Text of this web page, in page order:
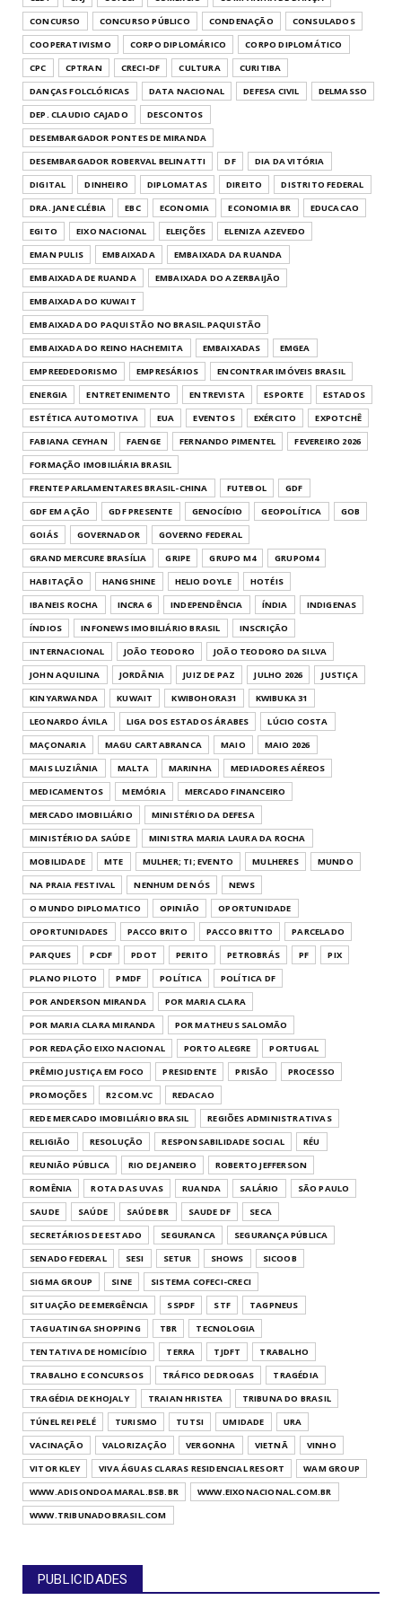
CONCURSO
CONCURSO PÚBLICO CONDENAÇÃO
CONSULADOS
COOPERATIVISMO
CORPO DIPLOMÁRICO
CORPO DIPLOMÁTICO
CPC
CPTRAN CRECI-DF CULTURA
CURITIBA
DANÇAS FOLCLÓRICAS
DATA NACIONAL DEFESA CIVIL
DELMASSO
DEP. CLAUDIO CAJADO
DESCONTOS
DESEMBARGADOR PONTES DE MIRANDA
DESEMBARGADOR ROBERVAL BELINATTI
DF
DIA DA VITÓRIA
DIGITAL
DINHEIRO DIPLOMATAS DIREITO
DISTRITO FEDERAL
DRA. JANE CLÉBIA
EBC ECONOMIA ECONOMIA BR
EDUCACAO
EGITO
EIXO NACIONAL ELEIÇÕES
ELENIZA AZEVEDO
EMAN PULIS
EMBAIXADA
EMBAIXADA DA RUANDA
EMBAIXADA DE RUANDA
EMBAIXADA DO AZERBAIJÃO
EMBAIXADA DO KUWAIT
EMBAIXADA DO PAQUISTÃO NO BRASIL.PAQUISTÃO
EMBAIXADA DO REINO HACHEMITA
EMBAIXADAS
EMGEA
EMPREEDEDORISMO
EMPRESÁRIOS
ENCONTRAR IMÓVEIS BRASIL
ENERGIA
ENTRETENIMENTO ENTREVISTA ESPORTE
ESTADOS
ESTÉTICA AUTOMOTIVA
EUA EVENTOS EXÉRCITO
EXPOTCHÊ
FABIANA CEYHAN
FAENGE FERNANDO PIMENTEL
FEVEREIRO 2026
FORMAÇÃO IMOBILIÁRIA BRASIL
FRENTE PARLAMENTARES BRASIL-CHINA
FUTEBOL
GDF
GDF EM AÇÃO
GDF PRESENTE GENOCÍDIO GEOPOLÍTICA
GOB
GOIÁS
GOVERNADOR
GOVERNO FEDERAL
GRAND MERCURE BRASÍLIA
GRIPE GRUPO M4
GRUPOM4
HABITAÇÃO
HANGSHINE HELIO DOYLE
HOTÉIS
IBANEIS ROCHA
INCRA 6 INDEPENDÊNCIA ÍNDIA
INDIGENAS
ÍNDIOS
INFONEWS IMOBILIÁRIO BRASIL
INSCRIÇÃO
INTERNACIONAL
JOÃO TEODORO
JOÃO TEODORO DA SILVA
JOHN AQUILINA
JORDÂNIA JUIZ DE PAZ JULHO 2026
JUSTIÇA
KINYARWANDA
KUWAIT KWIBOHORA31
KWIBUKA 31
LEONARDO ÁVILA
LIGA DOS ESTADOS ÁRABES
LÚCIO COSTA
MAÇONARIA
MAGU CARTABRANCA MAIO
MAIO 2026
MAIS LUZIÂNIA
MALTA MARINHA
MEDIADORES AÉREOS
MEDICAMENTOS
MEMÓRIA
MERCADO FINANCEIRO
MERCADO IMOBILIÁRIO
MINISTÉRIO DA DEFESA
MINISTÉRIO DA SAÚDE
MINISTRA MARIA LAURA DA ROCHA
MOBILIDADE
MTE MULHER; TI; EVENTO MULHERES
MUNDO
NA PRAIA FESTIVAL
NENHUM DE NÓS
NEWS
O MUNDO DIPLOMATICO
OPINIÃO
OPORTUNIDADE
OPORTUNIDADES
PACCO BRITO PACCO BRITTO
PARCELADO
PARQUES
PCDF PDOT PERITO PETROBRÁS PF
PIX
PLANO PILOTO
PMDF POLÍTICA
POLÍTICA DF
POR ANDERSON MIRANDA
POR MARIA CLARA
POR MARIA CLARA MIRANDA
POR MATHEUS SALOMÃO
POR REDAÇÃO EIXO NACIONAL
PORTO ALEGRE
PORTUGAL
PRÊMIO JUSTIÇA EM FOCO
PRESIDENTE PRISÃO
PROCESSO
PROMOÇÕES
R2 COM.VC
REDACAO
REDE MERCADO IMOBILIÁRIO BRASIL
REGIÕES ADMINISTRATIVAS
RELIGIÃO
RESOLUÇÃO RESPONSABILIDADE SOCIAL
RÉU
REUNIÃO PÚBLICA
RIO DE JANEIRO
ROBERTO JEFFERSON
ROMÊNIA
ROTA DAS UVAS RUANDA SALÁRIO
SÃO PAULO
SAUDE
SAÚDE SAÚDE BR SAUDE DF
SECA
SECRETÁRIOS DE ESTADO
SEGURANCA
SEGURANÇA PÚBLICA
SENADO FEDERAL
SESI SETUR SHOWS
SICOOB
SIGMA GROUP
SINE
SISTEMA COFECI-CRECI
SITUAÇÃO DE EMERGÊNCIA
SSPDF STF
TAGPNEUS
TAGUATINGA SHOPPING
TBR
TECNOLOGIA
TENTATIVA DE HOMICÍDIO
TERRA TJDFT
TRABALHO
TRABALHO E CONCURSOS
TRÁFICO DE DROGAS
TRAGÉDIA
TRAGÉDIA DE KHOJALY
TRAIAN HRISTEA
TRIBUNA DO BRASIL
TÚNEL REI PELÉ
TURISMO TUTSI UMIDADE
URA
VACINAÇÃO
VALORIZAÇÃO VERGONHA VIETNÃ
VINHO
VITOR KLEY
VIVA ÁGUAS CLARAS RESIDENCIAL RESORT
WAM GROUP
WWW.ADISONDOAMARAL.BSB.BR
WWW.EIXONACIONAL.COM.BR
WWW.TRIBUNADOBRASIL.COM
PUBLICIDADES